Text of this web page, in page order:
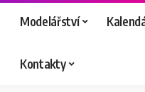
Modelářství
Kontakty